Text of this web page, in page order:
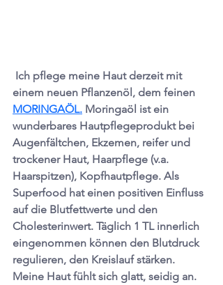
Ich pflege meine Haut derzeit mit
einem neuen Pflanzenöl, dem feinen
MORINGAÖL. Moringaöl ist ein
wunderbares Hautpflegeprodukt bei
Augenfältchen, Ekzemen, reifer und
trockener Haut, Haarpflege (v.a.
Haarspitzen), Kopfhautpflege. Als
Superfood hat einen positiven Einfluss
auf die Blutfettwerte und den
Cholesterinwert. Täglich 1 TL innerlich
eingenommen können den Blutdruck
regulieren, den Kreislauf stärken.
Meine Haut fühlt sich glatt, seidig an.